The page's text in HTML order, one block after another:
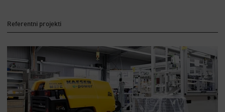
Referentni projekti